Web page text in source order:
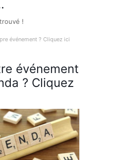
!
événement ? Cliquez ici
événement
? Cliquez